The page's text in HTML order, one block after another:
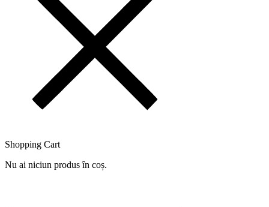
Shopping Cart
Nu ai niciun produs în coș.